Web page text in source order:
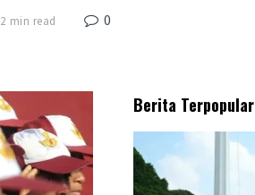
2 min read 0
Berita Terpopular